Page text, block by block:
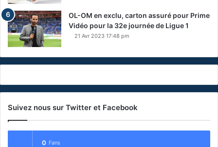
OL-OM en exclu, carton assuré pour Prime
Vidéo pour la 32e journée de Ligue 1
21 Avr 2023 17:48 pm
Suivez nous sur Twitter et Facebook
0 Fans